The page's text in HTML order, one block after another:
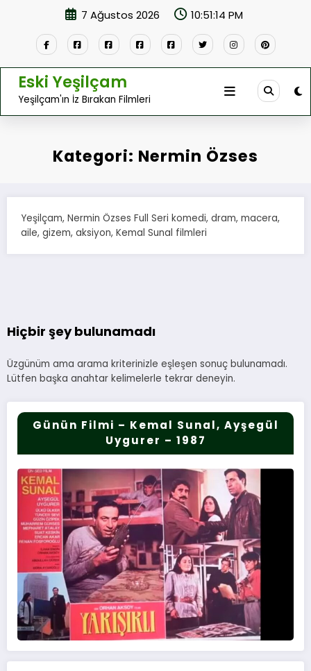
7 Ağustos 2026 10:51:14 PM
Eski Yeşilçam
Yeşilçam'ın İz Bırakan Filmleri
Kategori: Nermin Özses
Yeşilçam, Nermin Özses Full Seri komedi, dram, macera,
aile, gizem, aksiyon, Kemal Sunal filmleri
Hiçbir şey bulunamadı
Üzgünüm ama arama kriterinizle eşleşen sonuç bulunamadı.
Lütfen başka anahtar kelimelerle tekrar deneyin.
Günün Filmi – Kemal Sunal, Ayşegül
Uygurer – 1987